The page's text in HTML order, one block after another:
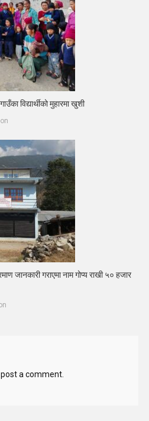
विद्यार्थीको मुहारमा खुशी
जानकारी गराएमा नाम गोप्य राखी ५० हजार
a comment.